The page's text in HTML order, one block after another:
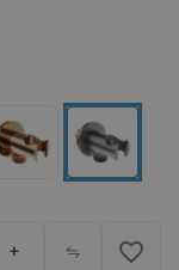
+ favorite_border